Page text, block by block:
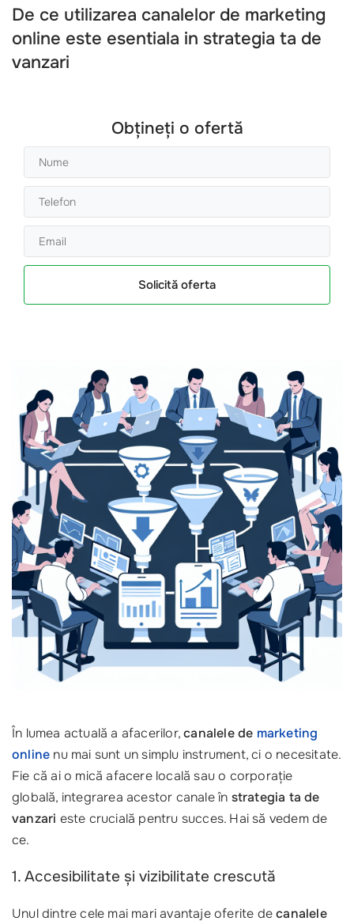
De ce utilizarea canalelor de marketing
online este esentiala in strategia ta de
vanzari
Obțineți o ofertă
Solicită oferta
În lumea actuală a afacerilor,canalele de marketing
online nu mai sunt un simplu instrument, ci o necesitate.
Fie că ai o mică afacere locală sau o corporație
globală, integrarea acestor canale în strategia ta de
vanzari este crucială pentru succes. Hai să vedem de
ce.
1. Accesibilitate și vizibilitate crescută
Unul dintre cele mai mari avantaje oferite decanalele